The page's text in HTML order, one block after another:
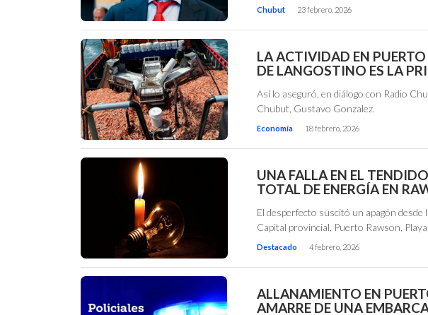
Chubut 23 febrero, 2026
LA ACTIVIDAD EN
DE LANGOSTINO ES LA
Así lo aseguró, en diálogo con Radio
Chubut, Gustavo Gonzalez.
Economía 18 febrero, 2026
UNA FALLA EN EL
TOTAL DE ENERGÍA EN
El desperfecto suscitó un apagón desde
Capital provincial, Puerto Rawson,
Destacado 4 febrero, 2026
ALLANAMIENTO EN
AMARRE DE UNA